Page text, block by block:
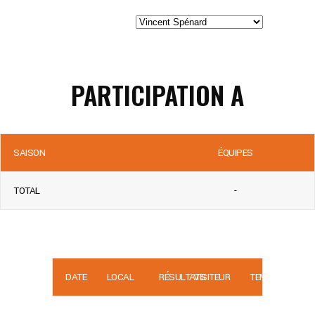
PARTICIPATION A
SAISON ÉQUIPES
TOTAL -
DATE LOCAL RÉSULTATSVISITEUR TEMPS